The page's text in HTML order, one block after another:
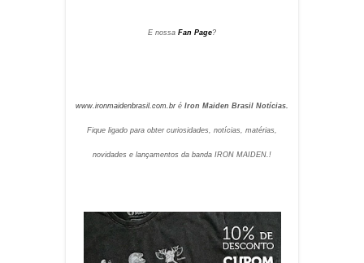
E nossa Fan Page?
www.ironmaidenbrasil.com.bré Iron Maiden Brasil Notícias.
Fique ligado para obter curiosidades, notícias, matérias,
novidades e lançamentos da banda IRON MAIDEN.!